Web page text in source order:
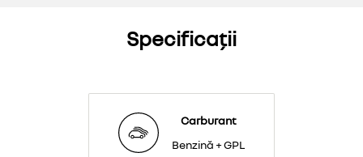
Specificații
Carburant
Benzină + GPL